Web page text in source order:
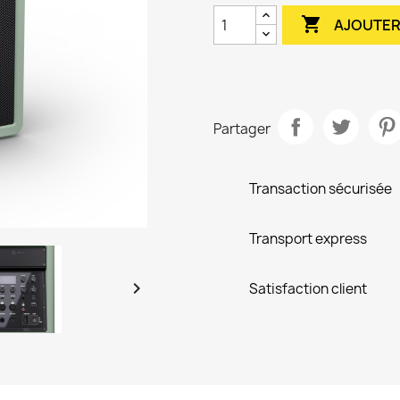


Partager
Transaction sécurisée
Transport express
Satisfaction client